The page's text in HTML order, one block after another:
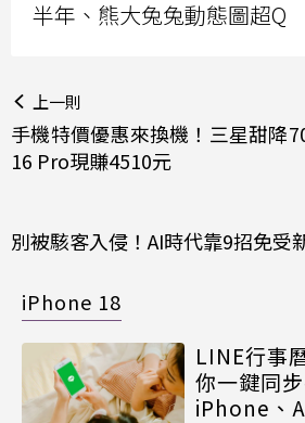
半年、熊大兔兔動態圖超Q
上一則
手機特價優惠來換機！三星甜降
16 Pro現賺4510元
別被駭客入侵！AI時代靠9招免受
iPhone 18
LINE行事
你一鍵同
iPhone、